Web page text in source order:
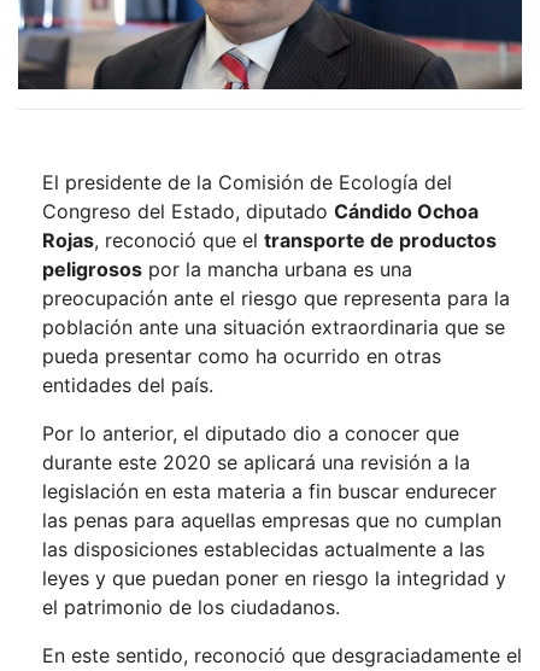
El presidente de la Comisión de Ecología del
Congreso del Estado, diputado Cándido Ochoa
Rojas, reconoció que el transporte de productos
peligrosos por la mancha urbana es una
preocupación ante el riesgo que representa para la
población ante una situación extraordinaria que se
pueda presentar como ha ocurrido en otras
entidades del país.
Por lo anterior, el diputado dio a conocer que
durante este 2020 se aplicará una revisión a la
legislación en esta materia a fin buscar endurecer
las penas para aquellas empresas que no cumplan
las disposiciones establecidas actualmente a las
leyes y que puedan poner en riesgo la integridad y
el patrimonio de los ciudadanos.
En este sentido, reconoció que desgraciadamente el